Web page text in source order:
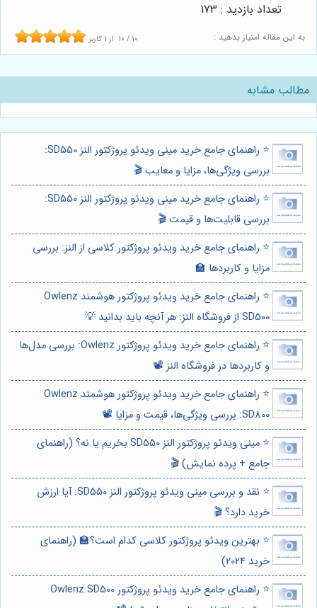
به این مقاله امتیاز بدهید : 10 / 10 از 1 کاربر
تعداد بازدید : 173
مطالب مشابه
⭐️ راهنمای جامع خرید مینی ویدئو پروژکتور النز SD550:
بررسی ویژگی‌ها، مزایا و معایب 🎬
⭐️ راهنمای جامع خرید مینی ویدئو پروژکتور النز SD550:
بررسی قابلیت‌ها و قیمت 🎬
⭐️ راهنمای جامع خرید ویدئو پروژکتور کلاسی از النز: بررسی
مزایا و کاربردها 🏫
⭐️ راهنمای جامع خرید ویدئو پروژکتور هوشمند Owlenz
SD500 از فروشگاه النز: هر آنچه باید بدانید 💡
⭐️ راهنمای جامع خرید ویدئو پروژکتور Owlenz: بررسی مدل‌ها
و کاربردها در فروشگاه النز 📽️
⭐️ راهنمای جامع خرید ویدئو پروژکتور هوشمند Owlenz
SD800: بررسی ویژگی‌ها، قیمت و مزایا 📽️
⭐️ مینی ویدئو پروژکتور النز SD550 بخریم یا نه؟ (راهنمای
جامع + پرده نمایش) 🎬
⭐️ نقد و بررسی مینی ویدئو پروژکتور النز SD550: آیا ارزش
خرید دارد؟ 🎬
⭐️ بهترین ویدئو پروژکتور کلاسی کدام است؟🏫 (راهنمای
خرید 2024)
⭐️ راهنمای جامع خرید ویدئو پروژکتور Owlenz SD500